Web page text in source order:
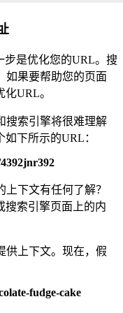
步是优化您的URL。搜
如果要帮助您的页面
URL。
搜索引擎将很难理解
下所示的URL：
下文有任何了解？
搜索引擎页面上的内
供上下文。现在，假
fudge-cake